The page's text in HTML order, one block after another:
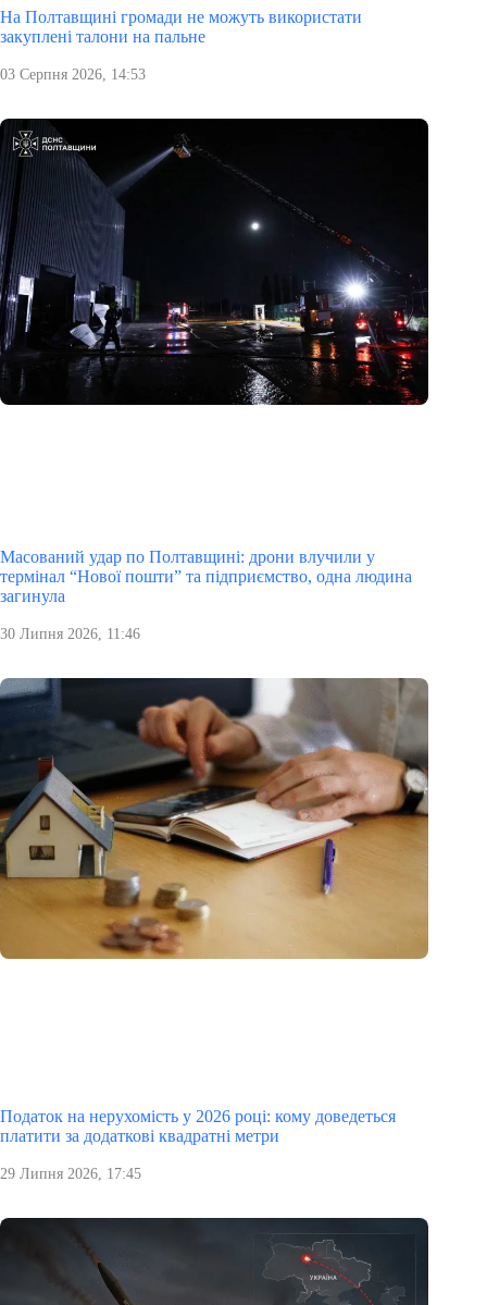
На Полтавщині громади не можуть використати
закуплені талони на пальне
03 Серпня 2026, 14:53
Масований удар по Полтавщині: дрони влучили у
термінал “Нової пошти” та підприємство, одна людина
загинула
30 Липня 2026, 11:46
Податок на нерухомість у 2026 році: кому доведеться
платити за додаткові квадратні метри
29 Липня 2026, 17:45